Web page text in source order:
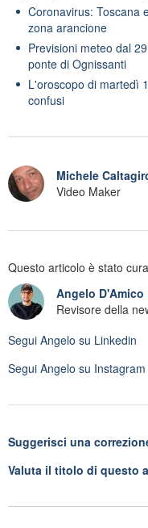
Coronavirus: Toscana
zona arancione
Previsioni meteo dal
ponte di Ognissanti
L'oroscopo di martedì
confusi
Michele
Video Maker
Questo articolo è stato
Angelo D'Amico
Revisore della
Segui Angelo su Linkedin
Segui Angelo su Instagram
Suggerisci una
Valuta il titolo di questo